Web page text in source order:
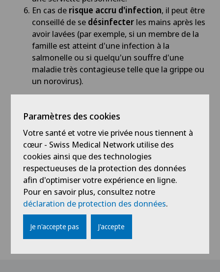
En cas de risque accru d'infection, il peut être
conseillé de se désinfecter les mains après les
avoir lavées (par exemple, si un membre de la
famille est atteint d'une infection à la
salmonelle ou si quelqu'un souffre d'une
maladie très contagieuse telle que la grippe ou
un norovirus).
Autres conseils pour l'hygiène des mains
Prenez soin de votre peau , car lorsqu'elle est
irritée ou abîmée, elle peut devenir un terrain
propice à la prolifération des microbes.
Coupez vos onglescourts et brossez-les
régulièrement pour éviter que la saleté ne
s'accumule en dessous.
Changez vosserviettes aubout de 1 à 3 jours,
lavez-les à 60°.
Paramètres des cookies
Votre santé et votre vie privée nous tiennent à
cœur - Swiss Medical Network utilise des
cookies ainsi que des technologies
respectueuses de la protection des données
afin d'optimiser votre expérience en ligne.
Pour en savoir plus, consultez notre
déclaration de protection des données.
Je n'accepte pas J'accepte